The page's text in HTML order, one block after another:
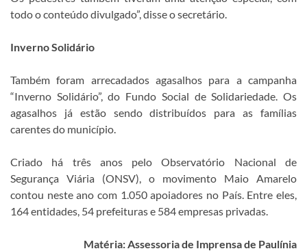
todo o conteúdo divulgado”, disse o secretário.
Inverno Solidário
Também foram arrecadados agasalhos para a campanha
“Inverno Solidário”, do Fundo Social de Solidariedade. Os
agasalhos já estão sendo distribuídos para as famílias
carentes do município.
Criado há três anos pelo Observatório Nacional de
Segurança Viária (ONSV), o movimento Maio Amarelo
contou neste ano com 1.050 apoiadores no País. Entre eles,
164 entidades, 54 prefeituras e 584 empresas privadas.
Matéria: Assessoria de Imprensa de Paulínia